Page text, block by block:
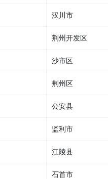
汉川市
荆州开发区
沙市区
荆州区
公安县
监利市
江陵县
石首市